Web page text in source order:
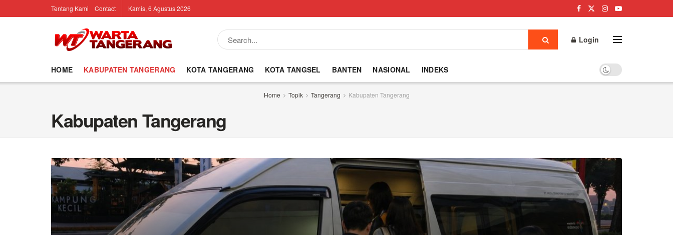
Tentang Kami Contact Kamis, 6 Agustus 2026
Login
HOME KABUPATEN TANGERANG KOTA TANGERANG KOTA TANGSEL BANTEN NASIONAL INDEKS
Home Topik Tangerang Kabupaten Tangerang
Kabupaten Tangerang